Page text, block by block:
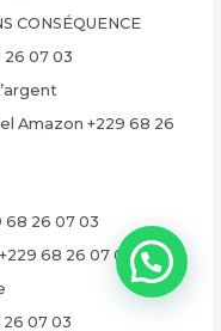
CONSÉQUENCE
07 03
Amazon +229 68 26
68 26 07 03
68 26 07 03
07 03